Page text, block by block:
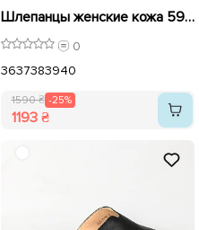
Шлепанцы женские кожа 595420 Черные распродажа
0
3637383940
1590 ₴ -25%
1193 ₴